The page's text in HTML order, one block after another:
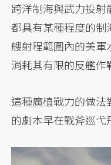
跨洋制海與武力投
都具有某種程度的
艘射程範圍內的美
消耗其有限的反艦作
這種廣植戰力的做法
的劇本早在戰斧巡弋